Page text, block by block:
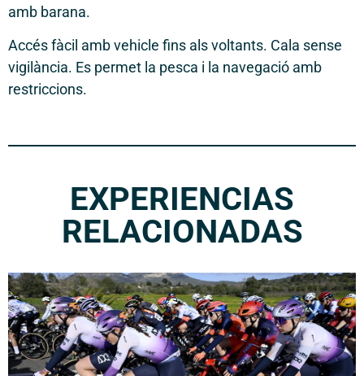
amb barana.
Accés fàcil amb vehicle fins als voltants. Cala sense
vigilància. Es permet la pesca i la navegació amb
restriccions.
EXPERIENCIAS
RELACIONADAS